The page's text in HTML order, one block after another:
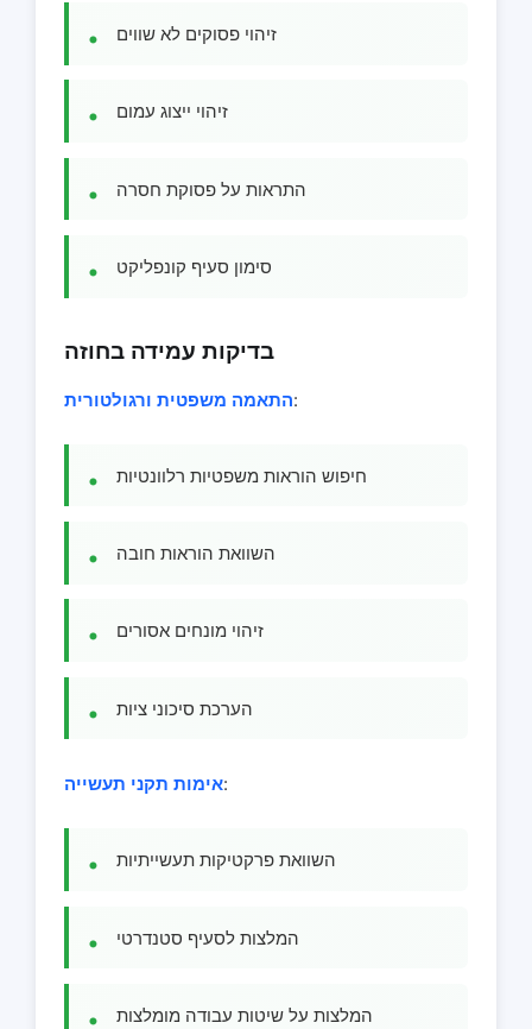
זיהוי פסוקים לא שווים
זיהוי ייצוג עמום
התראות על פסוקת חסרה
סימון סעיף קונפליקט
בדיקות עמידה בחוזה
התאמה משפטית ורגולטורית:
חיפוש הוראות משפטיות רלוונטיות
השוואת הוראות חובה
זיהוי מונחים אסורים
הערכת סיכוני ציות
אימות תקני תעשייה:
השוואת פרקטיקות תעשייתיות
המלצות לסעיף סטנדרטי
המלצות על שיטות עבודה מומלצות